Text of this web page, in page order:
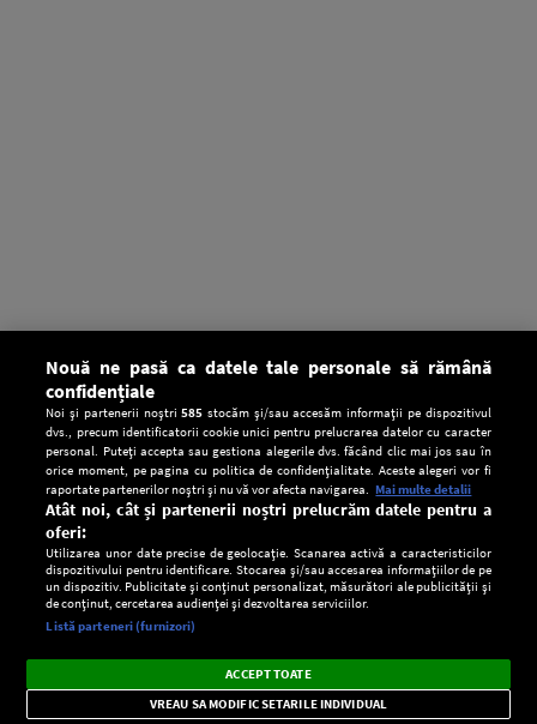
CONFIDENŢIALITATE
Setări:
Dark
Mode
Radio live, podcasturi, știri și alerte
importante.
×
Nouă ne pasă ca datele tale personale să rămână
confidențiale
Noi și partenerii noștri585 stocăm și/sau accesăm informații pe dispozitivul
dvs., precum identificatorii cookie unici pentru prelucrarea datelor cu caracter
personal. Puteți accepta sau gestiona alegerile dvs. făcând clic mai jos sau în
orice moment, pe pagina cu politica de confidențialitate. Aceste alegeri vor fi
raportate partenerilor noștri și nu vă vor afecta navigarea. Mai multe detalii
Atât noi, cât și partenerii noștri prelucrăm datele pentru a
oferi:
Utilizarea unor date precise de geolocație. Scanarea activă a caracteristicilor
dispozitivului pentru identificare. Stocarea și/sau accesarea informațiilor de pe
un dispozitiv. Publicitate și conținut personalizat, măsurători ale publicității și
de conținut, cercetarea audienței și dezvoltarea serviciilor.
Listă parteneri (furnizori)
ACCEPT TOATE
VREAU SA MODIFIC SETARILE INDIVIDUAL